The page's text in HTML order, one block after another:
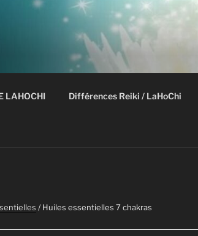
LAHOCHI Différences Reiki / LaHoChi
/ Huiles essentielles 7 chakras